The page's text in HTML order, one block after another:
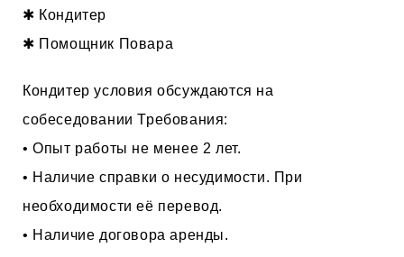
✱ Кондитер
✱ Помощник Повара
Кондитер условия обсуждаются на
собеседовании Требования:
• Опыт работы не менее 2 лет.
• Наличие справки о несудимости. При
необходимости её перевод.
• Наличие договора аренды.